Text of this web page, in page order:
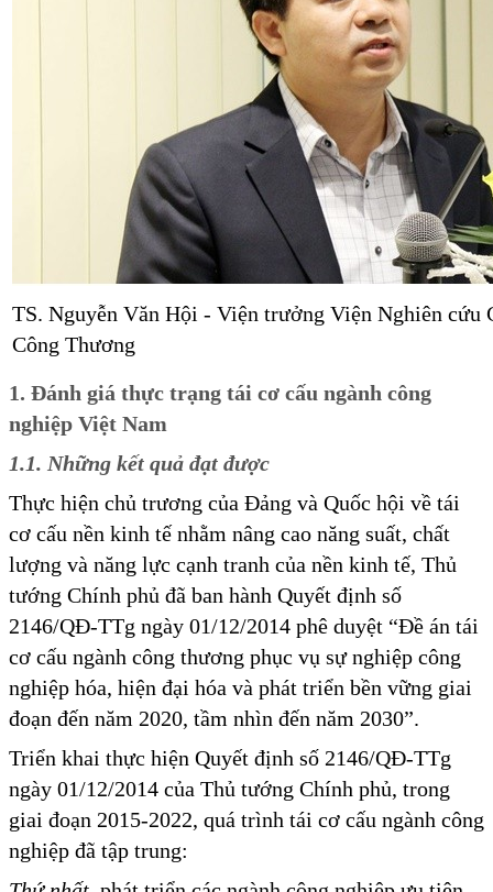
TS. Nguyễn Văn Hội - Viện trưởng Viện Nghiên cứu
Công Thương
1. Đánh giá thực trạng tái cơ cấu ngành công
nghiệp Việt Nam
1.1. Những kết quả đạt được
Thực hiện chủ trương của Đảng và Quốc hội về tái
cơ cấu nền kinh tế nhằm nâng cao năng suất, chất
lượng và năng lực cạnh tranh của nền kinh tế, Thủ
tướng Chính phủ đã ban hành Quyết định số
2146/QĐ-TTg ngày 01/12/2014 phê duyệt “Đề án tái
cơ cấu ngành công thương phục vụ sự nghiệp công
nghiệp hóa, hiện đại hóa và phát triển bền vững giai
đoạn đến năm 2020, tầm nhìn đến năm 2030”.
Triển khai thực hiện Quyết định số 2146/QĐ-TTg
ngày 01/12/2014 của Thủ tướng Chính phủ, trong
giai đoạn 2015-2022, quá trình tái cơ cấu ngành công
nghiệp đã tập trung: